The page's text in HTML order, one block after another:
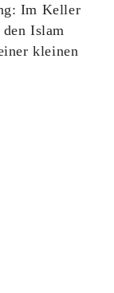
Im Keller
Islam
kleinen